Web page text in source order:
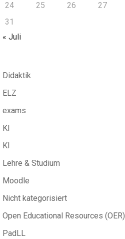
24
25 26 27
31
« Juli
Didaktik
ELZ
exams
KI
KI
Lehre & Studium
Moodle
Nicht kategorisiert
Open Educational Resources (OER)
PadLL